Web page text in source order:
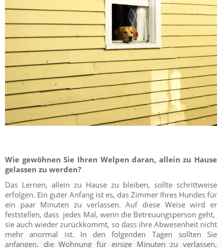
Wie gewöhnen Sie Ihren Welpen daran, allein zu Hause
gelassen zu werden?
Das Lernen, allein zu Hause zu bleiben, sollte schrittweise
erfolgen. Ein guter Anfang ist es, das Zimmer Ihres Hundes für
ein paar Minuten zu verlassen. Auf diese Weise wird er
feststellen, dass jedes Mal, wenn die Betreuungsperson geht,
sie auch wieder zurückkommt, so dass ihre Abwesenheit nicht
mehr anormal ist. In den folgenden Tagen sollten Sie
anfangen, die Wohnung für einige Minuten zu verlassen,